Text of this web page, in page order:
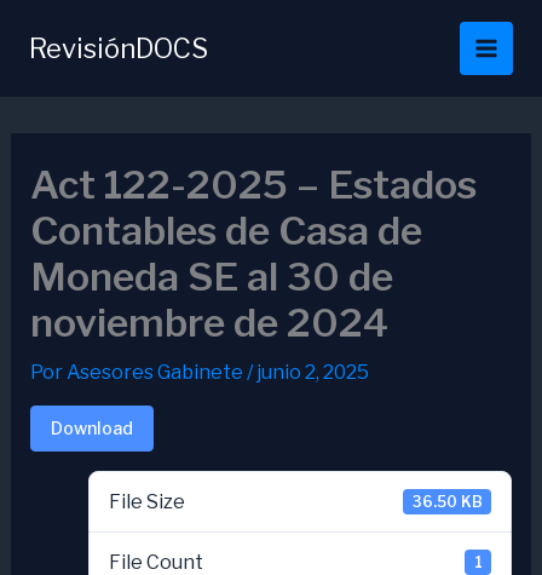
RevisiónDOCS
Act 122-2025 – Estados
Contables de Casa de
Moneda SE al 30 de
noviembre de 2024
PorAsesores Gabinete /junio 2, 2025
Download
File Size 36.50 KB
File Count 1